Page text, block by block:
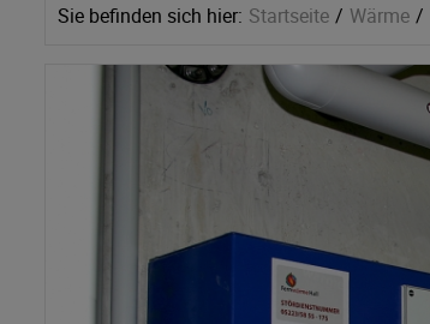
Sie befinden sich hier: Startseite Wärme